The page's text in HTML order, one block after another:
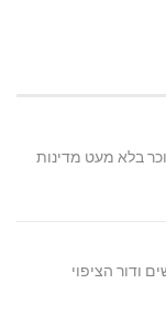
בלא מעט מדינות
ודור הציפוי